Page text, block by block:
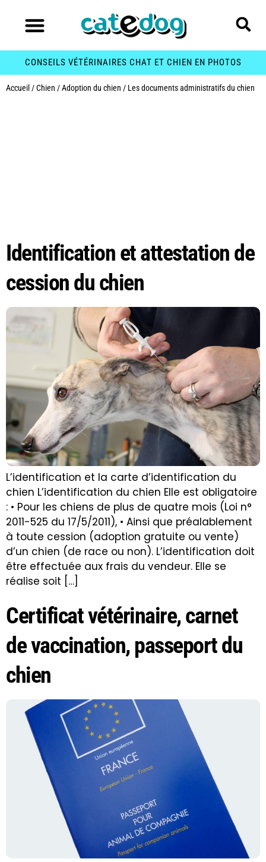
CONSEILS VÉTÉRINAIRES CHAT ET CHIEN EN PHOTOS
Accueil /Chien /Adoption du chien / Les documents administratifs du chien
Identification et attestation de
cession du chien
L’identification et la carte d’identification du
chien L’identification du chien Elle est obligatoire
: • Pour les chiens de plus de quatre mois (Loi n°
2011-525 du 17/5/2011), • Ainsi que préalablement
à toute cession (adoption gratuite ou vente)
d’un chien (de race ou non). L’identification doit
être effectuée aux frais du vendeur. Elle se
réalise soit […]
Certificat vétérinaire, carnet
de vaccination, passeport du
chien